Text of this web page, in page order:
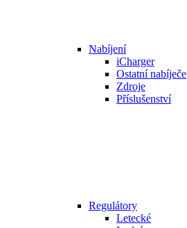
Nabíjení
iCharger
Ostatní nabíječe
Zdroje
Příslušenství
Regulátory
Letecké